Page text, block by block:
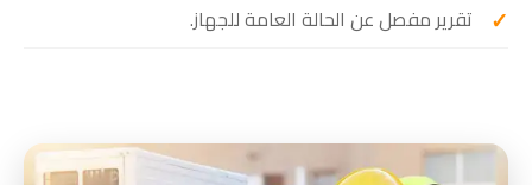
تقرير مفصل عن الحالة العامة للجهاز.